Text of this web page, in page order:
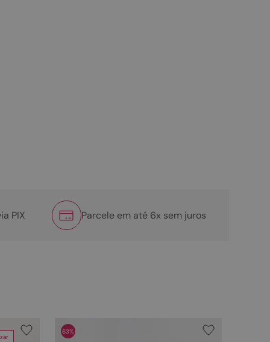
PIX Parcele em até 6x sem juros
63%